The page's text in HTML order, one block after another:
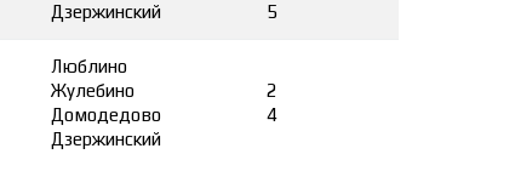
Дзержинский
5
Люблино
Жулебино
Домодедово
Дзержинский
2
4